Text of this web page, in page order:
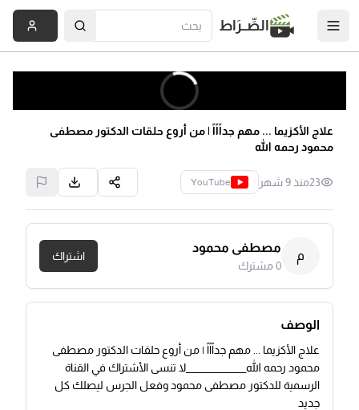
الصِّــرَاط
علاج الأكزيما ... مهم جداًاًاً | من أروع حلقات الدكتور مصطفى
محمود رحمه الله
23منذ 9 شهر YouTube
م
مصطفى محمود
0مشترك
اشتراك
الوصف
علاج الأكزيما ... مهم جداًاًاً | من أروع حلقات الدكتور مصطفى
محمود رحمه الله_______________لا تنسى الأشتراك في القناة
الرسمية للدكتور مصطفى محمود وفعل الجرس ليصلك كل
جديد